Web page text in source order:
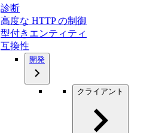
診断
高度な HTTP の制御
型付きエンティティ
互換性
開発
クライアント